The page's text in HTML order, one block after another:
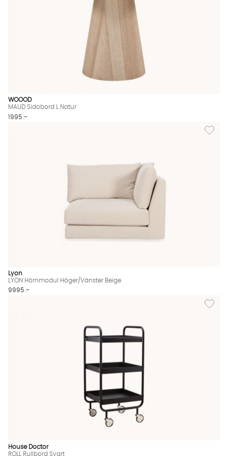
WOOOD
MAUD Sidobord L Natur
1995 :-
Lägg
Lyon
LYON Hörnmodul Höger/Vänster Beige
9995 :-
Lägg
House Doctor
ROLL Rullbord Svart